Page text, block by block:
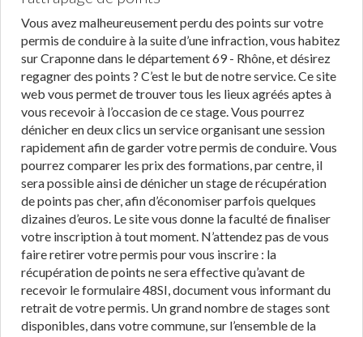
Vous avez malheureusement perdu des points sur votre
permis de conduire à la suite d’une infraction, vous habitez
sur Craponne dans le département 69 - Rhône, et désirez
regagner des points ? C’est le but de notre service. Ce site
web vous permet de trouver tous les lieux agréés aptes à
vous recevoir à l’occasion de ce stage. Vous pourrez
dénicher en deux clics un service organisant une session
rapidement afin de garder votre permis de conduire. Vous
pourrez comparer les prix des formations, par centre, il
sera possible ainsi de dénicher un stage de récupération
de points pas cher, afin d’économiser parfois quelques
dizaines d’euros. Le site vous donne la faculté de finaliser
votre inscription à tout moment. N’attendez pas de vous
faire retirer votre permis pour vous inscrire : la
récupération de points ne sera effective qu’avant de
recevoir le formulaire 48SI, document vous informant du
retrait de votre permis. Un grand nombre de stages sont
disponibles, dans votre commune, sur l’ensemble de la